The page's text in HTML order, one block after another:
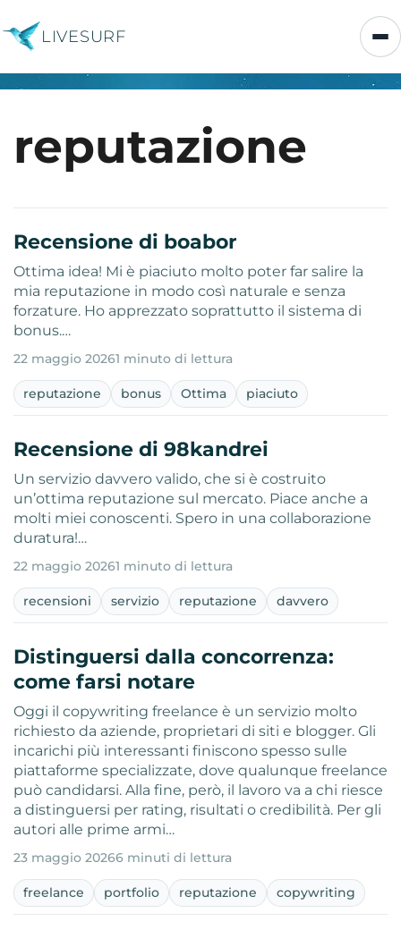
LIVESURF
reputazione
Recensione di boabor
Ottima idea! Mi è piaciuto molto poter far salire la
mia reputazione in modo così naturale e senza
forzature. Ho apprezzato soprattutto il sistema di
bonus.…
22 maggio 20261 minuto di lettura
reputazione bonus Ottima piaciuto
Recensione di 98kandrei
Un servizio davvero valido, che si è costruito
un’ottima reputazione sul mercato. Piace anche a
molti miei conoscenti. Spero in una collaborazione
duratura!…
22 maggio 20261 minuto di lettura
recensioni servizio reputazione davvero
Distinguersi dalla concorrenza:
come farsi notare
Oggi il copywriting freelance è un servizio molto
richiesto da aziende, proprietari di siti e blogger. Gli
incarichi più interessanti finiscono spesso sulle
piattaforme specializzate, dove qualunque freelance
può candidarsi. Alla fine, però, il lavoro va a chi riesce
a distinguersi per rating, risultati o credibilità. Per gli
autori alle prime armi…
23 maggio 20266 minuti di lettura
freelance portfolio reputazione copywriting